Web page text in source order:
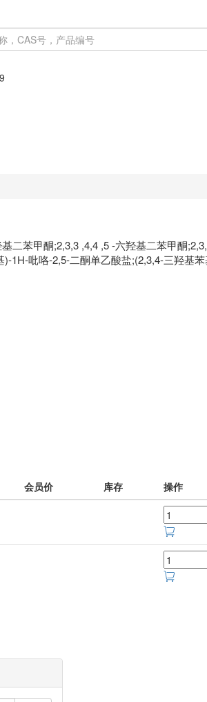
二苯甲酮;2,3,3 ,4,4 ,5 -六羟基二苯甲酮
1H-吡咯-2,5-二酮单乙酸盐;(2,3,4-三羟基
会员价 库存
操作